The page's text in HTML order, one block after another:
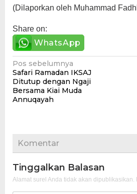
(Dilaporkan oleh Muhammad
Share on:
WhatsApp
Navigasi
pos
Pos sebelumnya
Safari Ramadan IKSAJ
Ditutup dengan Ngaji
Bersama Kiai Muda
Annuqayah
Komentar
Tinggalkan Balasan
Alamat surel Anda tidak akan dipublikasikan.